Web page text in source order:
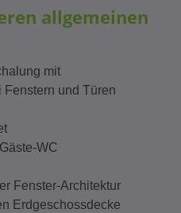
allgemeinen
mit
Fenstern und Türen
WC
Fenster-Architektur
Erdgeschossdecke